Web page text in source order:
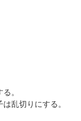
。
乱切りにする。